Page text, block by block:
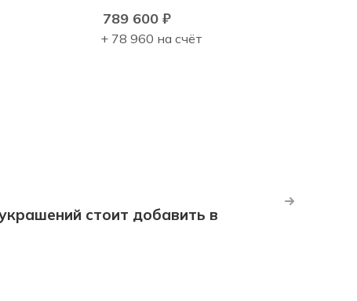
789 600 ₽
+ 78 960 на счёт
стоит добавить в